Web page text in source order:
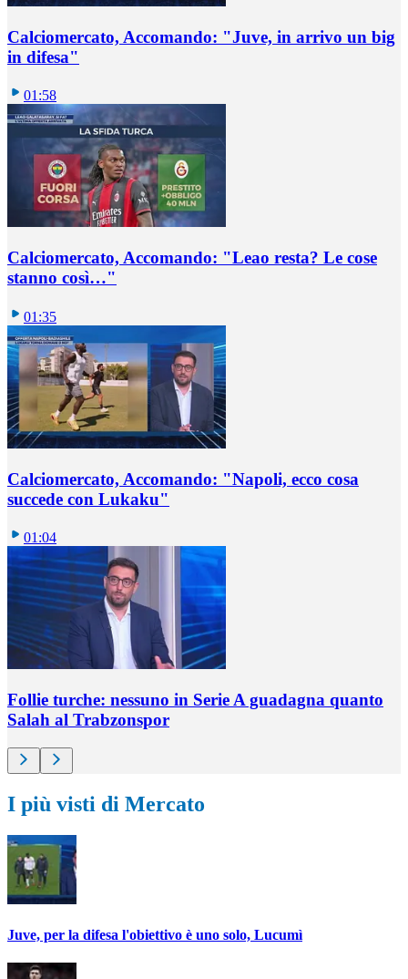
Calciomercato, Accomando: "Juve, in arrivo un big
in difesa"
01:58
Calciomercato, Accomando: "Leao resta? Le cose
stanno così…"
01:35
Calciomercato, Accomando: "Napoli, ecco cosa
succede con Lukaku"
01:04
Follie turche: nessuno in Serie A guadagna quanto
Salah al Trabzonspor
I più visti di Mercato
Juve, per la difesa l'obiettivo è uno solo, Lucumì